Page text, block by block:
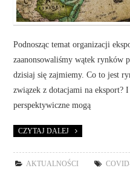
Podnosząc temat organizacji
zaanonsowaliśmy wątek rynków
dzisiaj się zajmiemy. Co to jest
związek z dotacjami na eksport?
perspektywiczne mogą
CZYTAJ DALEJ
AKTUALNOŚCI